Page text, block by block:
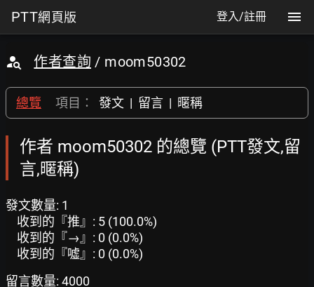
PTT網頁版 登入/註冊
作者查詢 / moom50302
總覽 項目： 發文 | 留言 | 暱稱
作者 moom50302 的總覽 (PTT發文,留
言,暱稱)
發文數量: 1
收到的『推』: 5 (100.0%)
收到的『→』: 0 (0.0%)
收到的『噓』: 0 (0.0%)
留言數量: 4000